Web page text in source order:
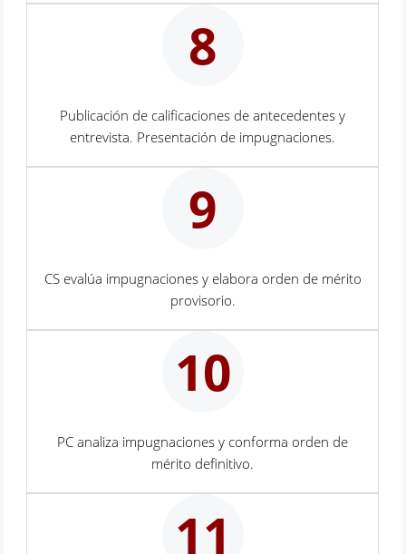
8
Publicación de calificaciones de antecedentes y
entrevista. Presentación de impugnaciones.
9
CS evalúa impugnaciones y elabora orden de mérito
provisorio.
10
PC analiza impugnaciones y conforma orden de
mérito definitivo.
11